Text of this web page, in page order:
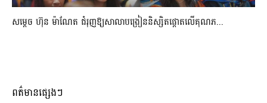
សម្តេច ហ៊ុន ម៉ាណែត ជំរុញឱ្យសាលាបង្រៀននិស្សិតផ្តោតលើគុណភ...
ពត៌មានផ្សេងៗ